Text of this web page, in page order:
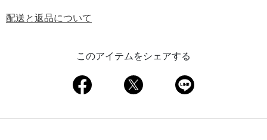
配送と返品について
このアイテムをシェアする